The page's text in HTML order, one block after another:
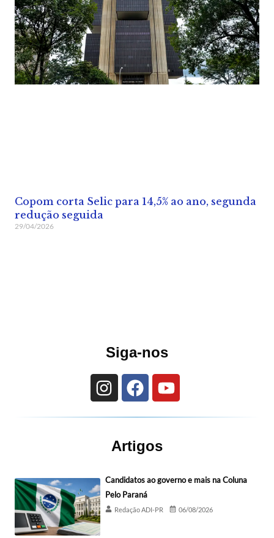
Copom corta Selic para 14,5% ao ano, segunda
redução seguida
29/04/2026
Siga-nos
Artigos
Candidatos ao governo e mais na Coluna
Pelo Paraná
Redação ADI-PR 06/08/2026